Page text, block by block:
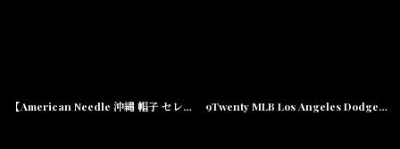
【American Needle 沖縄 帽子 セレクトショップ 通販】Archive Texas League Dallas Eagles Strapback Cap Navy ダラスイーグルス テキサスリーグ ストラップバック キャップ 9Twenty MLB Los Angeles Dodgers Cap ロサンゼルス・ドジャース ウォッシュド コットン キャップ ハット 帽子